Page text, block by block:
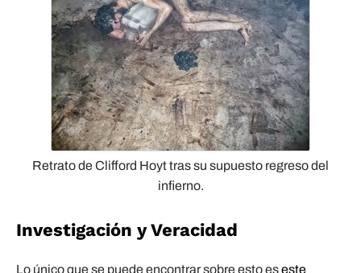
Retrato de Clifford Hoyt tras su supuesto regreso del
infierno.
Investigación y Veracidad
Lo único que se puede encontrar sobre esto eseste